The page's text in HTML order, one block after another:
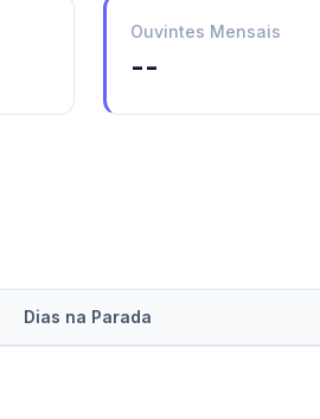
Ouvintes Mensais
--
Dias na Parada